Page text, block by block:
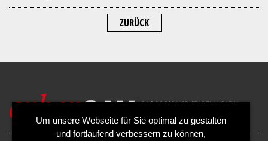
ZURÜCK
Um unsere Webseite für Sie optimal zu gestalten
und fortlaufend verbessern zu können,